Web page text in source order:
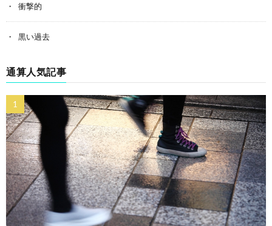
衝撃的
黒い過去
通算人気記事